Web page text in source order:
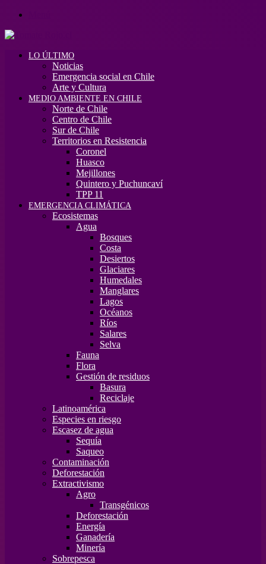
LO ÚLTIMO
Noticias
Emergencia social en Chile
Arte y Cultura
MEDIO AMBIENTE EN CHILE
Norte de Chile
Centro de Chile
Sur de Chile
Territorios en Resistencia
Coronel
Huasco
Mejillones
Quintero y Puchuncaví
TPP 11
EMERGENCIA CLIMÁTICA
Ecosistemas
Agua
Bosques
Costa
Desiertos
Glaciares
Humedales
Manglares
Lagos
Océanos
Ríos
Salares
Selva
Fauna
Flora
Gestión de residuos
Basura
Reciclaje
Latinoamérica
Especies en riesgo
Escasez de agua
Sequía
Saqueo
Contaminación
Deforestación
Extractivismo
Agro
Transgénicos
Deforestación
Energía
Ganadería
Minería
Sobrepesca